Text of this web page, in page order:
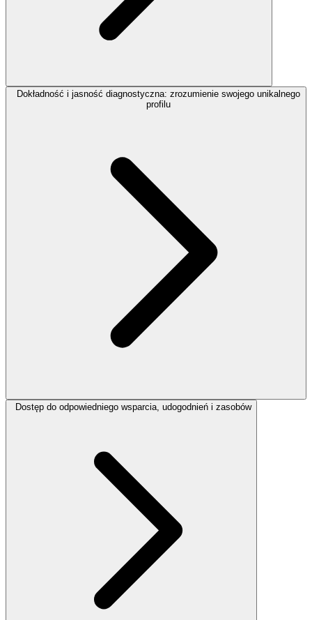
Dokładność i jasność diagnostyczna: zrozumienie swojego unikalnego
profilu
Dostęp do odpowiedniego wsparcia, udogodnień i zasobów